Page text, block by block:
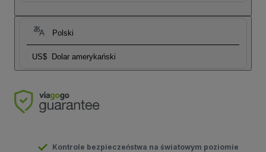
Polski
US$ Dolar amerykański
Kontrole bezpieczeństwa na światowym poziomie